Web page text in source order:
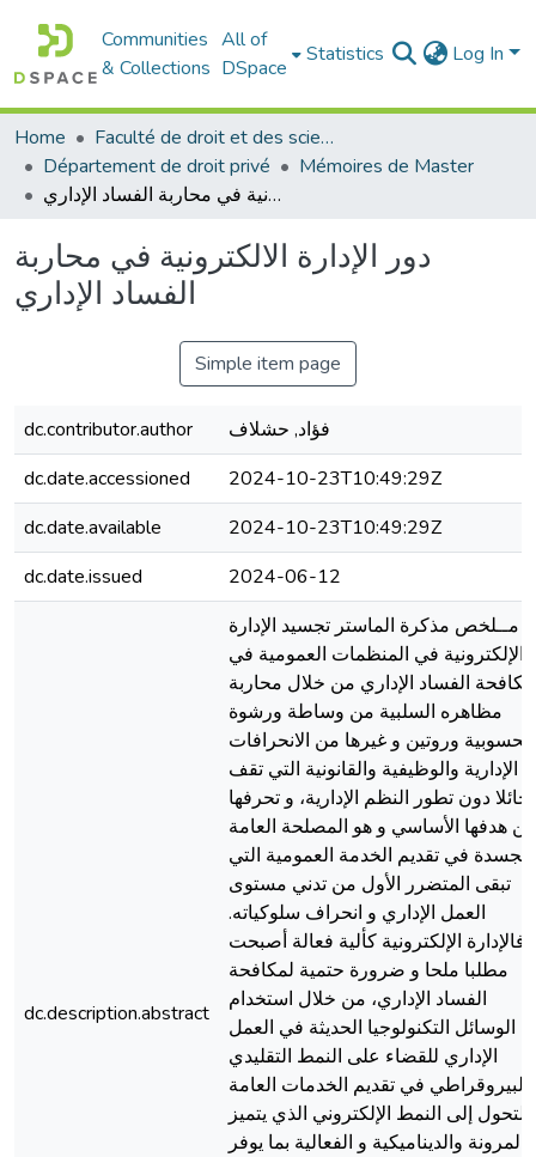
Communities
& Collections
All of
DSpace
Statistics Log In
Home
Faculté de droit et des sciences politiques
Département de droit privé
Mémoires de Master
دور الإدارة الالكترونية في محاربة الفساد الإداري
دور الإدارة الالكترونية في محاربة
الفساد الإداري
Simple item page
dc.contributor.author
فؤاد, حشلاف
dc.date.accessioned
2024-10-23T10:49:29Z
dc.date.available
2024-10-23T10:49:29Z
dc.date.issued
2024-06-12
dc.description.abstract
مــلخص مذكرة الماستر تجسيد الإدارة
الإلكترونية في المنظمات العمومية في
مكافحة الفساد الإداري من خلال محاربة
مظاهره السلبية من وساطة ورشوة
وروتين و غيرها من الانحرافات
الإدارية والوظيفية والقانونية التي تقف
حائلا دون تطور النظم الإدارية، و تحرفها
هدفها الأساسي و هو المصلحة العامة
في تقديم الخدمة العمومية التي
تبقى المتضرر الأول من تدني مستوى
العمل الإداري و انحراف سلوكياته.
فالإدارة الإلكترونية كألية فعالة أصبحت
مطلبا ملحا و ضرورة حتمية لمكافحة
الفساد الإداري، من خلال استخدام
الوسائل التكنولوجيا الحديثة في العمل
الإداري للقضاء على النمط التقليدي
البيروقراطي في تقديم الخدمات العامة
إلى النمط الإلكتروني الذي يتميز
بالمرونة والديناميكية و الفعالية بما يوفر